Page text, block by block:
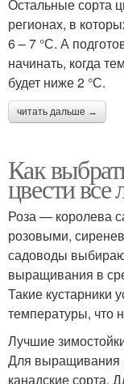
Остальные сорта
регионах, в
6 – 7 °С. А
начинать, когда
будет ниже 2 °С.
читать дальше →
Как
цвести все
Роза — королева
розовыми,
садоводы
выращивания в
Такие кустарники
температуры, что
Лучшие
Для выращивания
канадские сорта.